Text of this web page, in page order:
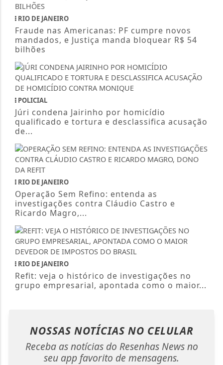
RIO DE JANEIRO
Fraude nas Americanas: PF cumpre novos
mandados, e Justiça manda bloquear R$ 54
bilhões
POLICIAL
Júri condena Jairinho por homicídio
qualificado e tortura e desclassifica acusação
de...
RIO DE JANEIRO
Operação Sem Refino: entenda as
investigações contra Cláudio Castro e
Ricardo Magro,...
RIO DE JANEIRO
Refit: veja o histórico de investigações no
grupo empresarial, apontada como o maior...
NOSSAS NOTÍCIAS NO CELULAR
Receba as notícias do Resenhas News no
seu app favorito de mensagens.